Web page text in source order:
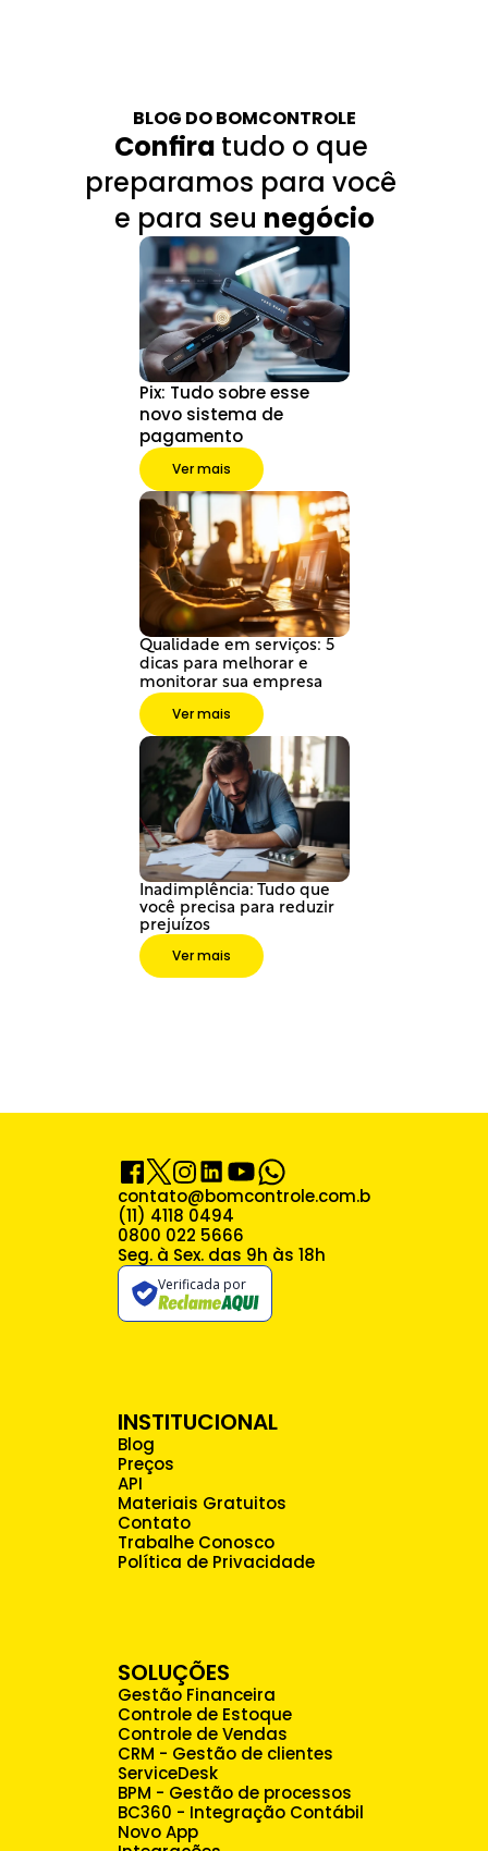
BLOG DO BOMCONTROLE
Confira tudo o que
preparamos para você
e para seu negócio
Pix: Tudo sobre esse
novo sistema de
pagamento
Ver mais
Qualidade em serviços: 5
dicas para melhorar e
monitorar sua empresa
Ver mais
Inadimplência: Tudo que
você precisa para reduzir
prejuízos
Ver mais
contato@bomcontrole.com.br
(11) 4118 0494
0800 022 5666
Seg. à Sex. das 9h às 18h
INSTITUCIONAL
Blog
Preços
API
Materiais Gratuitos
Contato
Trabalhe Conosco
Política de Privacidade
SOLUÇÕES
Gestão Financeira
Controle de Estoque
Controle de Vendas
CRM - Gestão de clientes
ServiceDesk
BPM - Gestão de processos
BC360 - Integração Contábil
Novo App